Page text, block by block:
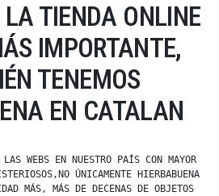
TIENDA ONLINE
IMPORTANTE,
TENEMOS
EN CATALAN
LAS WEBS EN NUESTRO PAÍS CON MAYOR
ÚNICAMENTE HIERBABUENA
MÁS, MÁS DE DECENAS DE OBJETOS